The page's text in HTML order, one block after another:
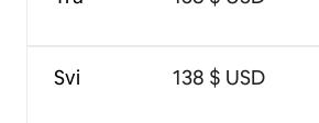
Svi 138 $ USD